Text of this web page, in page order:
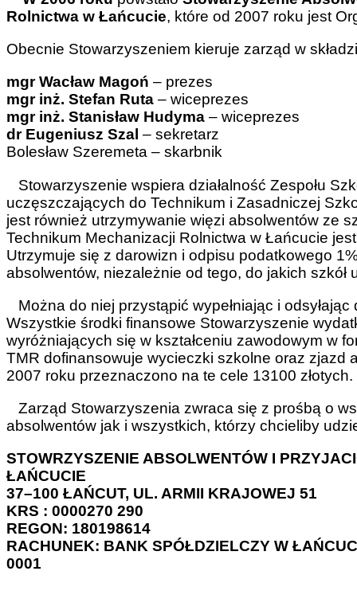
Rolnictwa w Łańcucie, które od 2007 roku jest
Obecnie Stowarzyszeniem kieruje zarząd w
mgr Wacław Magoń – prezes
mgr inż. Stefan Ruta – wiceprezes
mgr inż. Stanisław Hudyma – wiceprezes
dr Eugeniusz Szal – sekretarz
Bolesław Szeremeta – skarbnik
Stowarzyszenie wspiera działalność Zespołu
uczęszczających do Technikum i Zasadniczej
jest również utrzymywanie więzi absolwentów ze
Technikum Mechanizacji Rolnictwa w Łańcucie
Utrzymuje się z darowizn i odpisu podatkowego
absolwentów, niezależnie od tego, do jakich szkół
Można do niej przystąpić wypełniając i
Wszystkie środki finansowe Stowarzyszenie
wyróżniających się w kształceniu zawodowym w
TMR dofinansowuje wycieczki szkolne oraz zjazd
2007 roku przeznaczono na te cele 13100 złotych.
Zarząd Stowarzyszenia zwraca się z prośbą o
absolwentów jak i wszystkich, którzy chcieliby
STOWRZYSZENIE ABSOLWENTÓW I
ŁAŃCUCIE
37–100 ŁAŃCUT, UL. ARMII KRAJOWEJ 51
KRS : 0000270 290
REGON: 180198614
RACHUNEK: BANK SPÓŁDZIELCZY W
0001